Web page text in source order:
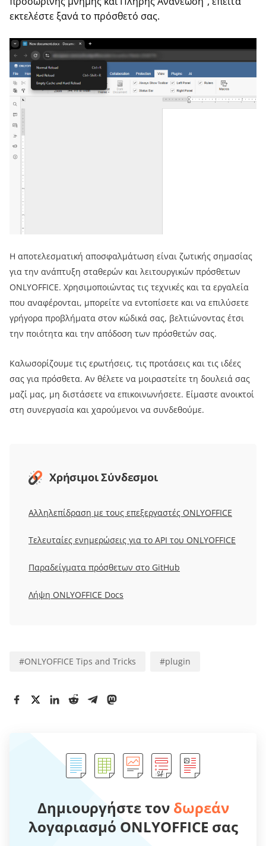
εκτελέστε ξανά το πρόσθετό σας.
Η αποτελεσματική αποσφαλμάτωση είναι ζωτικής σημασίας
για την ανάπτυξη σταθερών και λειτουργικών πρόσθετων
ONLYOFFICE. Χρησιμοποιώντας τις τεχνικές και τα εργαλεία
που αναφέρονται, μπορείτε να εντοπίσετε και να επιλύσετε
γρήγορα προβλήματα στον κώδικά σας, βελτιώνοντας έτσι
την ποιότητα και την απόδοση των πρόσθετών σας.
Καλωσορίζουμε τις ερωτήσεις, τις προτάσεις και τις ιδέες
σας για πρόσθετα. Αν θέλετε να μοιραστείτε τη δουλειά σας
μαζί μας, μη διστάσετε να επικοινωνήσετε. Είμαστε ανοικτοί
στη συνεργασία και χαρούμενοι να συνδεθούμε.
Χρήσιμοι Σύνδεσμοι
Αλληλεπίδραση με τους επεξεργαστές ONLYOFFICE
Τελευταίες ενημερώσεις για το API του ONLYOFFICE
Παραδείγματα πρόσθετων στο GitHub
Λήψη ONLYOFFICE Docs
#ONLYOFFICE Tips and Tricks #plugin
Δημιουργήστε τον δωρεάν
λογαριασμό ONLYOFFICE σας